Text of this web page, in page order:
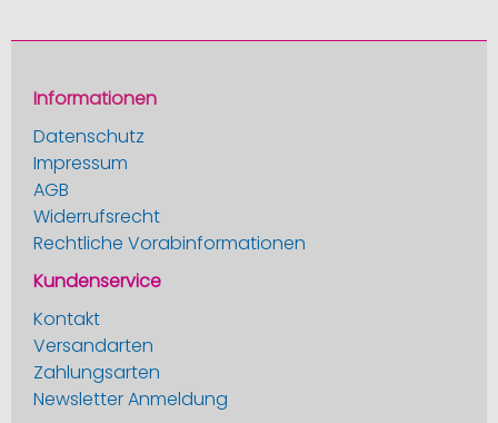
Informationen
Datenschutz
Impressum
AGB
Widerrufsrecht
Rechtliche Vorabinformationen
Kundenservice
Kontakt
Versandarten
Zahlungsarten
Newsletter Anmeldung